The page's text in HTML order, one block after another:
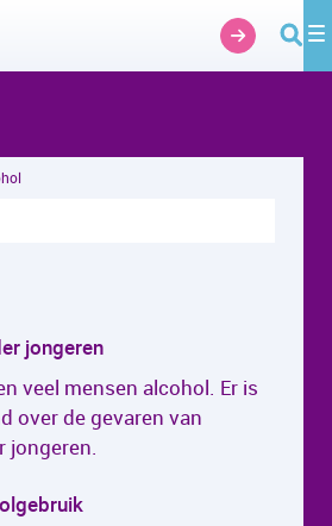
gaan
jongeren
veel mensen alcohol. Er is
over de gevaren van
jongeren.